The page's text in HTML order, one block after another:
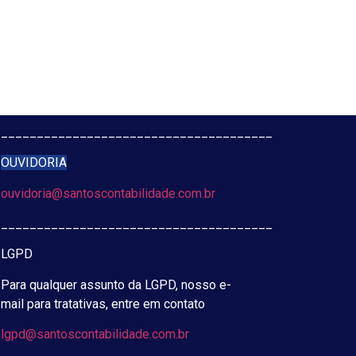
OUVIDORIA
ouvidoria@santoscontabilidade.com.br
LGPD
Para qualquer assunto da LGPD, nosso e-
mail para tratativas, entre em contato
lgpd@santoscontabilidade.com.br